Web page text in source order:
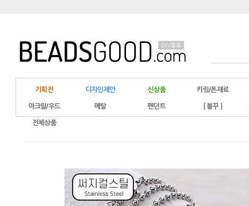
기획전 디자인제안 신상품 키링/폰재료
아크릴/우드 메탈 펜던트 { 볼꾸 }
전체상품